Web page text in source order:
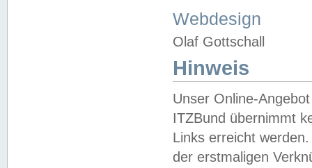
Webdesign
Olaf Gottschall
Hinweis
Unser Online-
ITZBund übernimmt
Links erreicht
der erstmaligen